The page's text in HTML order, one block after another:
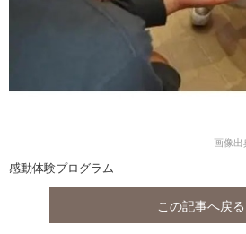
画像
感動体験プログラム
この記事へ戻る